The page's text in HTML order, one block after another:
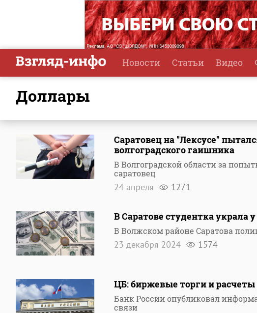
Новости Статьи Видео
доллары
Саратовец на "Лексусе"
волгоградского гаишника
В Волгоградской области за
саратовец
24 апреля 1271
В Саратове студентка украла
В Волжском районе Саратова
23 декабря 2024 1574
ЦБ: биржевые торги и расчеты
Банк России опубликовал
связи